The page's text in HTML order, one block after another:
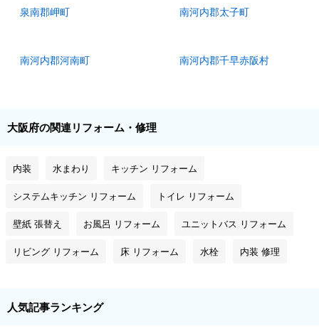
泉南郡岬町 南河内郡太子町
南河内郡河南町 南河内郡千早赤阪村
大阪府の関連リフォーム・修理
内装 水まわり キッチン リフォーム
システムキッチン リフォーム トイレ リフォーム
壁紙 張替え お風呂 リフォーム ユニットバス リフォーム
リビング リフォーム 床 リフォーム 水栓 内装 修理
人気記事ランキング